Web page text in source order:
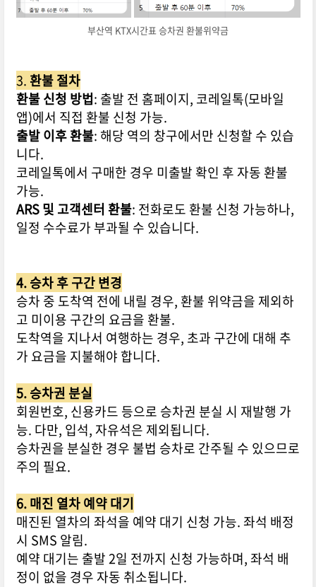
부산역 KTX시간표 승차권 환불위약금
3.환불 절차
환불 신청 방법: 출발 전 홈페이지, 코레일톡(모바일
앱)에서 직접 환불 신청 가능.
출발 이후 환불: 해당 역의 창구에서만 신청할 수 있습
니다.
코레일톡에서 구매한 경우 미출발 확인 후 자동 환불
가능.
ARS 및 고객센터 환불: 전화로도 환불 신청 가능하나,
일정 수수료가 부과될 수 있습니다.
4. 승차 후 구간 변경
승차 중 도착역 전에 내릴 경우, 환불 위약금을 제외하
고 미이용 구간의 요금을 환불.
도착역을 지나서 여행하는 경우, 초과 구간에 대해 추
가 요금을 지불해야 합니다.
5. 승차권 분실
회원번호, 신용카드 등으로 승차권 분실 시 재발행 가
능. 다만, 입석, 자유석은 제외됩니다.
승차권을 분실한 경우 불법 승차로 간주될 수 있으므로
주의 필요.
6. 매진 열차 예약 대기
매진된 열차의 좌석을 예약 대기 신청 가능. 좌석 배정
시 SMS 알림.
예약 대기는 출발 2일 전까지 신청 가능하며, 좌석 배
정이 없을 경우 자동 취소됩니다.